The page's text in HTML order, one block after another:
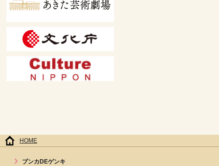
HOME
ブンカDEゲンキ